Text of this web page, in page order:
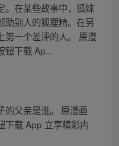
。在某些故事中，狐妹
助别人的狐狸精。在另
第一个差评的人。 原漫
钮下载 Ap...
的父亲是谁。 原漫画
下载 App 立享精彩内